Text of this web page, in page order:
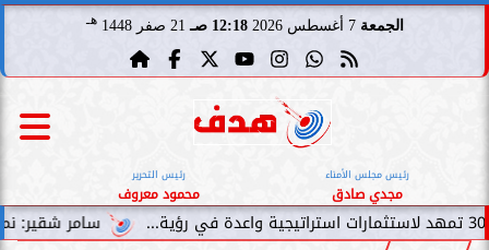
الجمعة 7 أغسطس 2026 12:18 صـ 21 صفر 1448 هـ
رئيس مجلس الأمناء
مجدي صادق
رئيس التحرير
محمود معروف
سامر شقير: نمو صناديق